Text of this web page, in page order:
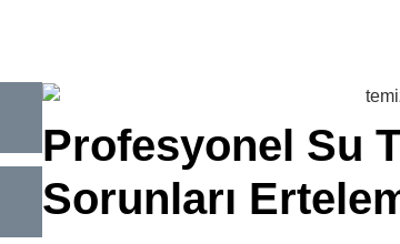
Profesyonel Su
Sorunları